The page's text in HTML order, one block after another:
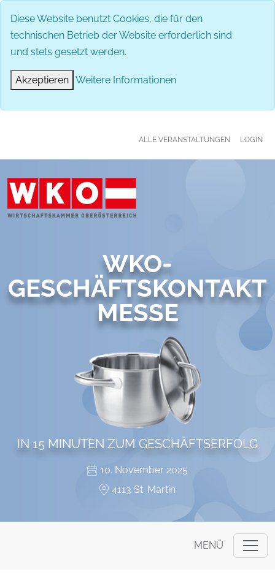
Diese Website benutzt Cookies, die für den
technischen Betrieb der Website erforderlich sind
und stets gesetzt werden.
Akzeptieren Weitere Informationen
ALLE VERANSTALTUNGEN LOGIN
WKO-
GESCHÄFTSKONTAKT
MESSE
IN 15 MINUTEN ZUM GESCHÄFTSERFOLG
10. November 2025
4113 St. Martin
MENÜ
MENÜ